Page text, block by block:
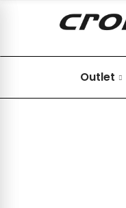
Outlet